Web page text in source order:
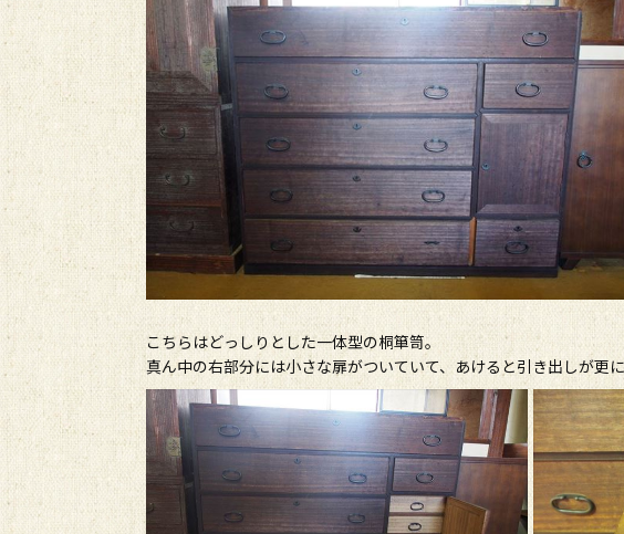
こちらはどっしりとした一体型の桐箪笥。
真ん中の右部分には小さな扉がついていて、あけると引き出しが更